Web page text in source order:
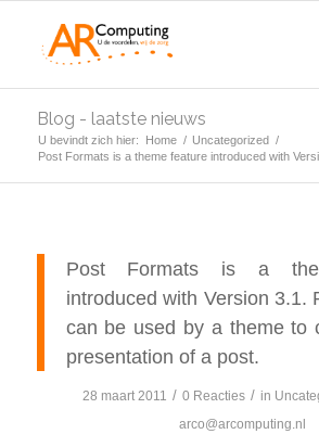
Blog - laatste nieuws
U bevindt zich hier: Home / Uncategorized /
Post Formats is a theme feature introduced with
Post Formats is a
introduced with Version 3.1.
can be used by a theme to
presentation of a post.
28 maart 2011 / 0 Reacties / in
arco@arcomputing.nl